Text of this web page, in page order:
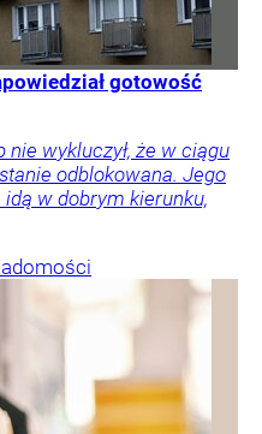
gotowość
nie wykluczył, że w ciągu
odblokowana. Jego
w dobrym kierunku,